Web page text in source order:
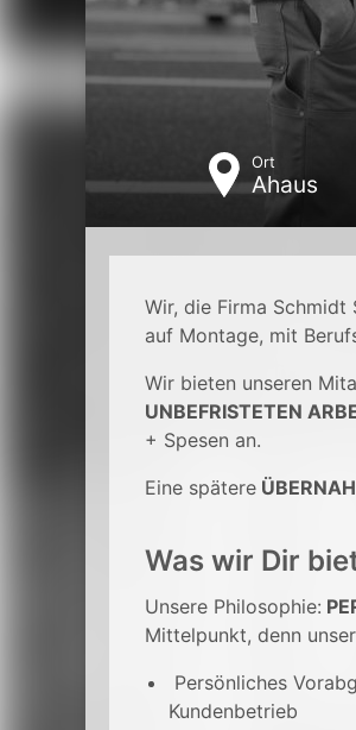
Ort
Ahaus
Wir, die Firma
auf Montage, mit
Wir bieten unseren
UNBEFRISTETEN
+ Spesen an.
Eine spätere
Was wir Dir
Unsere Philosophie:
Mittelpunkt, denn
Persönliches
Kundenbetrieb